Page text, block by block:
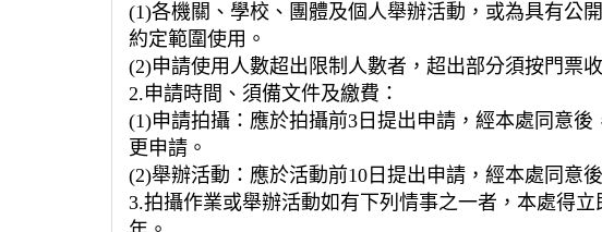
(1)各機關、學校、團體及個人舉辦活動，或為具有公
約定範圍使用。
(2)申請使用人數超出限制人數者，超出部分須按門票
2.申請時間、須備文件及繳費：
(1)申請拍攝：應於拍攝前3日提出申請，經本處同意
更申請。
(2)舉辦活動：應於活動前10日提出申請，經本處同意
3.拍攝作業或舉辦活動如有下列情事之一者，本處得